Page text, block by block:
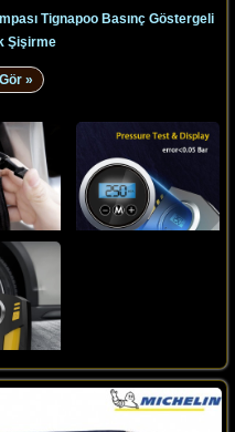
Tignapoo Basınç Göstergeli
Şişirme
»